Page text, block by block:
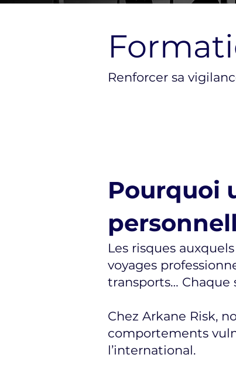
Renforcer sa
Pourquoi
Les risques
voyages
transports… Chaque
Chez Arkane Risk,
comportements
l’international.